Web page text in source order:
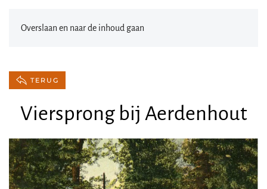
Overslaan en naar de inhoud gaan
TERUG
Viersprong bij Aerdenhout